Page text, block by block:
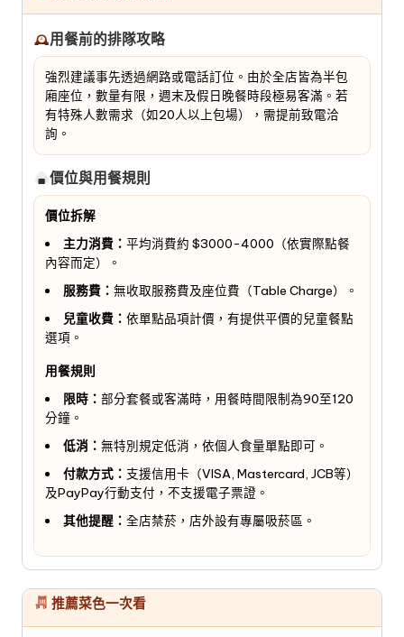
用餐前的排隊攻略
強烈建議事先透過網路或電話訂位。由於全店皆為半包
廂座位，數量有限，週末及假日晚餐時段極易客滿。若
有特殊人數需求（如20人以上包場），需提前致電洽
詢。
價位與用餐規則
價位拆解
主力消費： 平均消費約 $3000-4000（依實際點餐
內容而定）。
服務費： 無收取服務費及座位費（Table Charge）。
兒童收費： 依單點品項計價，有提供平價的兒童餐點
選項。
用餐規則
限時： 部分套餐或客滿時，用餐時間限制為90至120
分鐘。
低消： 無特別規定低消，依個人食量單點即可。
付款方式： 支援信用卡（VISA, Mastercard, JCB等）
及PayPay行動支付，不支援電子票證。
其他提醒： 全店禁菸，店外設有專屬吸菸區。
推薦菜色一次看